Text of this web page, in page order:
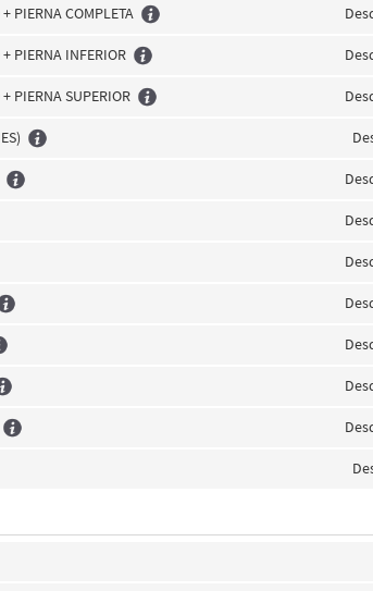
PIERNA COMPLETA
PIERNA INFERIOR
PIERNA SUPERIOR